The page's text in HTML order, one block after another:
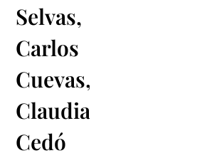
Selvas,
Carlos
Cuevas,
Claudia
Cedó